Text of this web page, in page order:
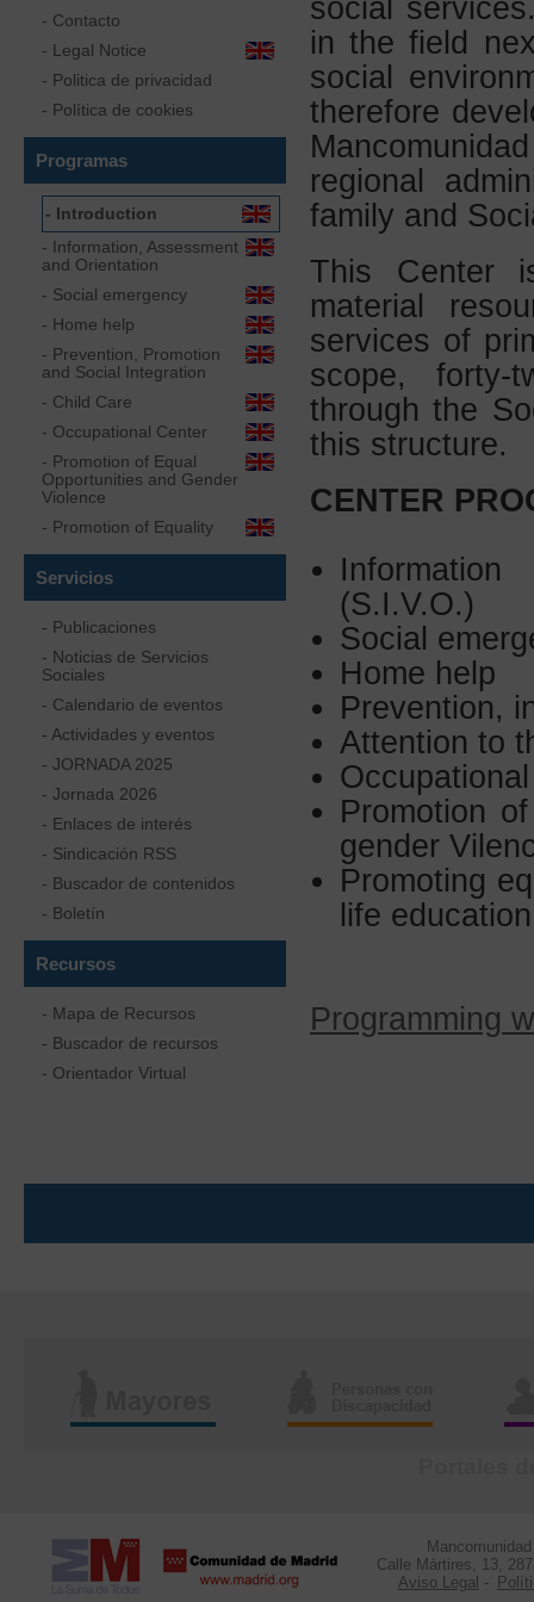
- Contacto
- Legal Notice
- Politica de privacidad
- Política de cookies
Programas
- Introduction
- Information, Assessment
and Orientation
- Social emergency
- Home help
- Prevention, Promotion
and Social Integration
- Child Care
- Occupational Center
- Promotion of Equal
Opportunities and Gender
Violence
- Promotion of Equality
Servicios
- Publicaciones
- Noticias de Servicios
Sociales
- Calendario de eventos
- Actividades y eventos
- JORNADA 2025
- Jornada 2026
- Enlaces de interés
- Sindicación RSS
- Buscador de contenidos
- Boletín
Recursos
- Mapa de Recursos
- Buscador de recursos
- Orientador Virtual
social
in the field
social
therefore
regional
family and
This Center
material
services of
scope, forty-
through the
this structure.
CENTER
(S.I.V.O.)
Social
Home help
Prevention,
Attention to
Promotion
gender
Promoting
life
Programming
Calle Mártires, 13,
Aviso Legal -